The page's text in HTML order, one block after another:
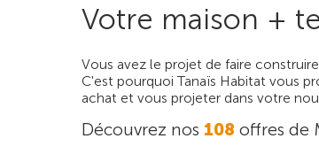
Votre maison +
Vous avez le projet de faire
C'est pourquoi Tanaïs Habitat vous
achat et vous projeter dans votre
Découvrez nos 108 offres de